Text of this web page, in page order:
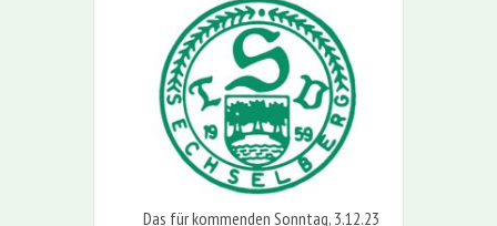
Das für kommenden Sonntag, 3.12.23